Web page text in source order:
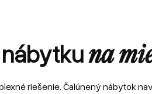
na
riešenie. Čalúnený nábytok